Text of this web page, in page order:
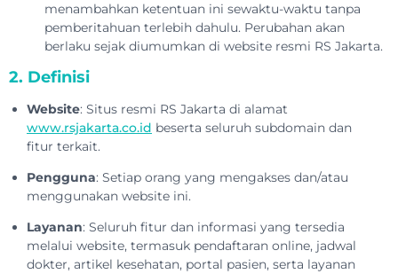
menambahkan ketentuan ini sewaktu-waktu tanpa
pemberitahuan terlebih dahulu. Perubahan akan
berlaku sejak diumumkan di website resmi RS Jakarta.
2. Definisi
Website: Situs resmi RS Jakarta di alamat
www.rsjakarta.co.id beserta seluruh subdomain dan
fitur terkait.
Pengguna: Setiap orang yang mengakses dan/atau
menggunakan website ini.
Layanan: Seluruh fitur dan informasi yang tersedia
melalui website, termasuk pendaftaran online, jadwal
dokter, artikel kesehatan, portal pasien, serta layanan